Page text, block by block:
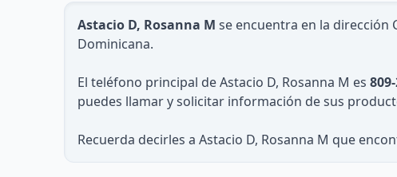
Astacio D, Rosanna M se encuentra en la dirección
Dominicana.
El teléfono principal de Astacio D, Rosanna M es
puedes llamar y solicitar información de sus
Recuerda decirles a Astacio D, Rosanna M que